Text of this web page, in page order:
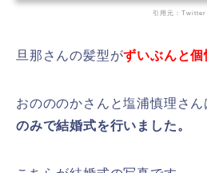
引用元：Twitter
旦那さんの髪型がずいぶんと個
おのののかさんと塩浦慎理さ
のみで結婚式を行いました。